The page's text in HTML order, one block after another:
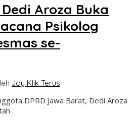
Aroza Buka
Psikolog
se-
Joy Klik Terus
DPRD Jawa Barat, Dedi Aroza